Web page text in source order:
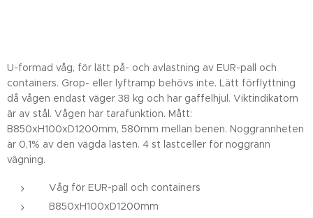
U-formad våg, för lätt på- och avlastning av EUR-pall och
containers. Grop- eller lyftramp behövs inte. Lätt förflyttning
då vågen endast väger 38 kg och har gaffelhjul. Viktindikatorn
är av stål. Vågen har tarafunktion. Mått:
B850xH100xD1200mm, 580mm mellan benen. Noggrannheten
är 0,1% av den vägda lasten. 4 st lastceller för noggrann
vägning.
Våg för EUR-pall och containers
B850xH100xD1200mm